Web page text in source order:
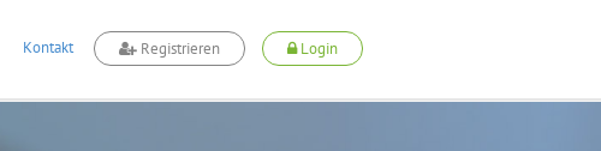
Kontakt Registrieren Login